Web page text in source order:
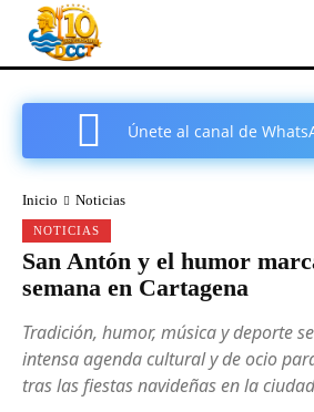
Únete al canal de
Inicio Noticias
NOTICIAS
San Antón y el humor
semana en Cartagena
Tradición, humor, música y deporte
intensa agenda cultural y de ocio
tras las fiestas navideñas en la